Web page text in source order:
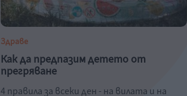
Здраве
Как да предпазим детето от
прегряване
4 правила за всеки ден - на вилата и на